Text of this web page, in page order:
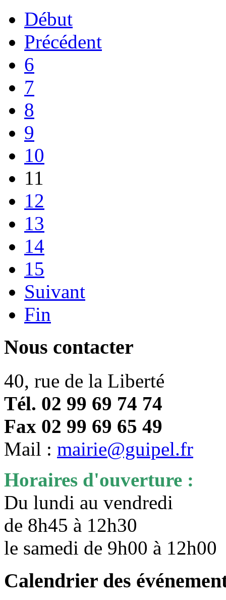
Début
Précédent
6
7
8
9
10
11
12
13
14
15
Suivant
Fin
Nous contacter
40, rue de la Liberté
Tél. 02 99 69 74 74
Fax 02 99 69 65 49
Mail : mairie@guipel.fr
Horaires d'ouverture :
Du lundi au vendredi
de 8h45 à 12h30
le samedi de 9h00 à
Calendrier des